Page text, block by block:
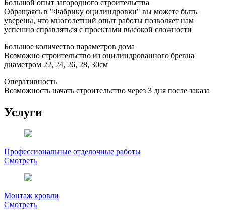
Большой опыт загородного строительства
Обращаясь в "Фабрику оцилиндровки" вы можете быть
уверены, что многолетний опыт работы позволяет нам
успешно справляться с проектами высокой сложности
Большое количество параметров дома
Возможно строительство из оцилиндрованного бревна
диаметром 22, 24, 26, 28, 30см
Оперативность
Возможность начать строительство через 3 дня после заказа
Услуги
Профессиональные отделочные работы
Смотреть
Монтаж кровли
Смотреть